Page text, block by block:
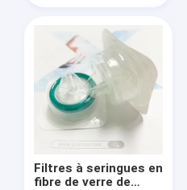
Filtres à seringues en
fibre de verre de